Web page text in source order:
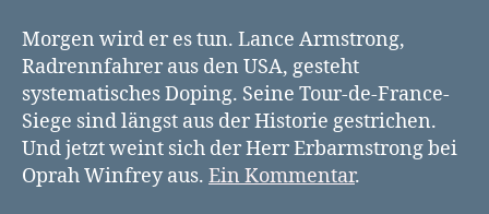
Morgen wird er es tun. Lance Armstrong,
Radrennfahrer aus den USA, gesteht
systematisches Doping. Seine Tour-de-France-
Siege sind längst aus der Historie gestrichen.
Und jetzt weint sich der Herr Erbarmstrong bei
Oprah Winfrey aus. Ein Kommentar.